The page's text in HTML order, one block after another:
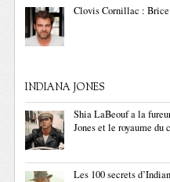
Clovis Cornillac :
INDIANA JONES
Shia LaBeouf a la
Jones et le royaume du
Les 100 secrets